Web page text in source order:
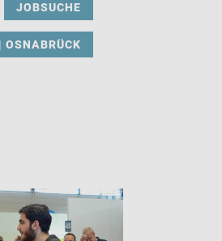
JOBSUCHE
OSNABRÜCK